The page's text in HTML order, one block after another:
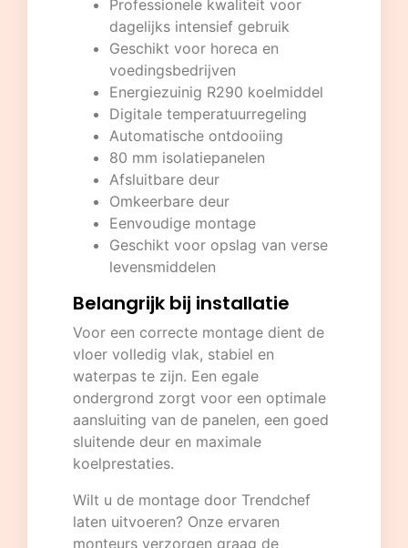
Professionele kwaliteit voor
dagelijks intensief gebruik
Geschikt voor horeca en
voedingsbedrijven
Energiezuinig R290 koelmiddel
Digitale temperatuurregeling
Automatische ontdooiing
80 mm isolatiepanelen
Afsluitbare deur
Omkeerbare deur
Eenvoudige montage
Geschikt voor opslag van verse
levensmiddelen
Belangrijk bij installatie
Voor een correcte montage dient de
vloer volledig vlak, stabiel en
waterpas te zijn. Een egale
ondergrond zorgt voor een optimale
aansluiting van de panelen, een goed
sluitende deur en maximale
koelprestaties.
Wilt u de montage door Trendchef
laten uitvoeren? Onze ervaren
monteurs verzorgen graag de